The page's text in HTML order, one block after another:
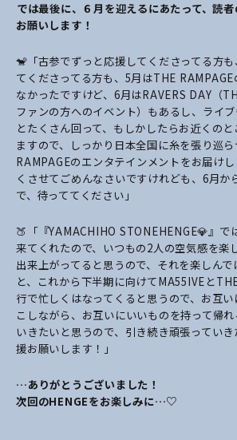
――では最後に、６月を迎えるにあたって、読
お願いします！
🐒「古参でずっと応援してくださってる方
てくださってる方も、5月はTHE
なかったですけど、6月はRAVERS DAY（
ファンの方へのイベント）もあるし、ライ
とたくさん回って、もしかしたらお近くの
ますので、しっかり日本全国に糸を張り巡
RAMPAGEのエンタテインメントをお届け
くさせてごめんなさいですけれども、6月か
で、待っててください」
🍑「『YAMACHIHO STONEHENGE💎』で
来てくれたので、いつもの2人の空気感を楽
出来上がってると思うので、それを楽しん
と、これから下半期に向けてMA55IVEと
行で忙しくはなってくると思うので、お互
こしながら、お互いにいいものを持って帰
いきたいと思うので、引き続き頑張ってい
援お願いします！」
…ありがとうございました！
次回のHENGEをお楽しみに…♡